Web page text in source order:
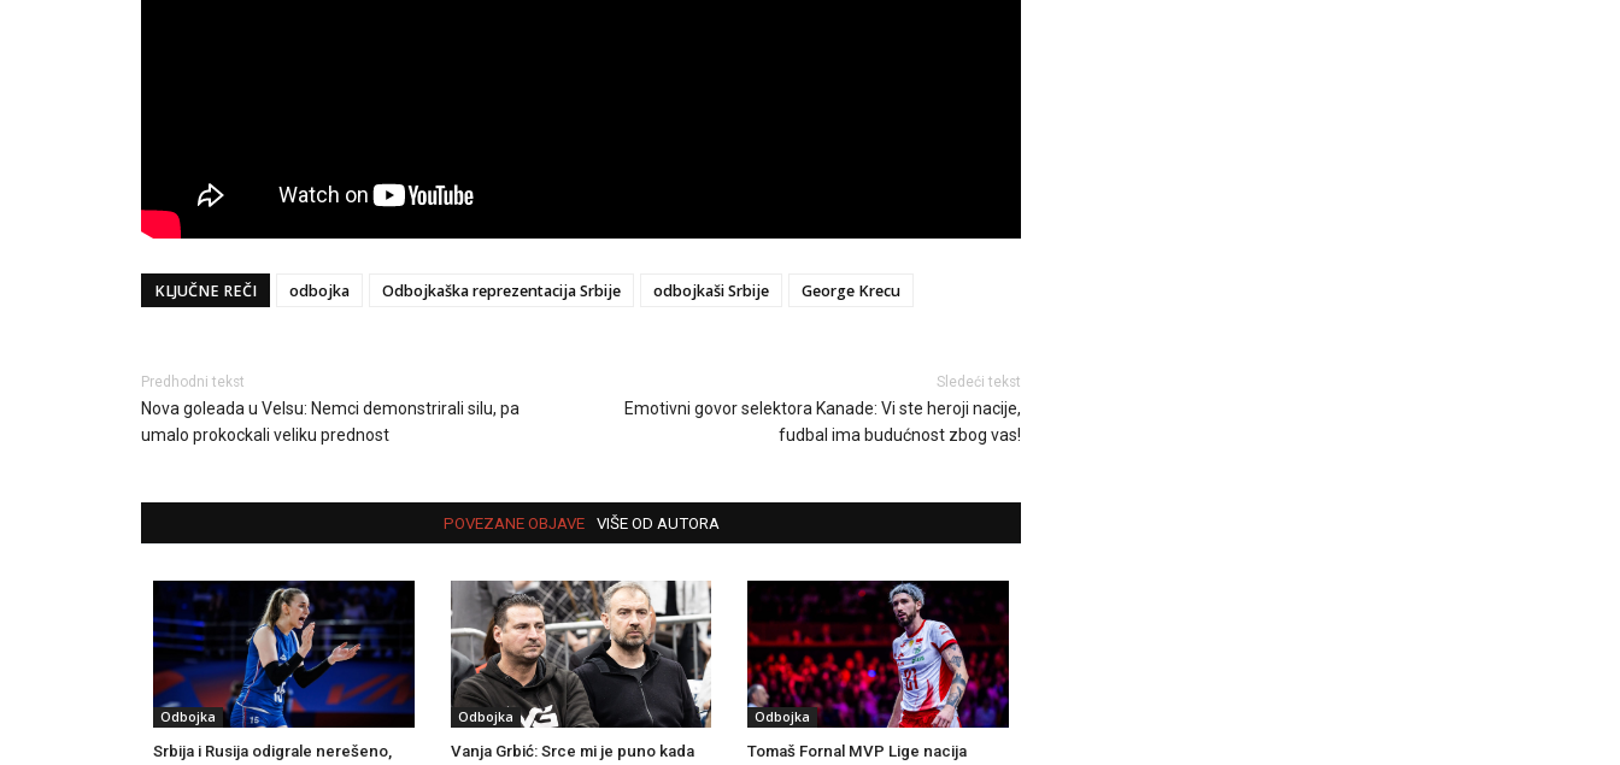
KLJUČNE REČI odbojka Odbojkaška reprezentacija Srbije odbojkaši Srbije George Krecu
Predhodni tekst
Nova goleada u Velsu: Nemci demonstrirali silu, pa
umalo prokockali veliku prednost
Sledeći tekst
Emotivni govor selektora Kanade: Vi ste heroji nacije,
fudbal ima budućnost zbog vas!
POVEZANE OBJAVE VIŠE OD AUTORA
Odbojka
Srbija i Rusija odigrale nerešeno,
Odbojka
Vanja Grbić: Srce mi je puno kada
Odbojka
Tomaš Fornal MVP Lige nacija